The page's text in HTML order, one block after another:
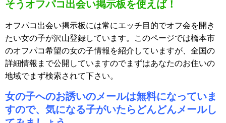
そうオフパコ出会い掲示板を使えば！
オフパコ出会い掲示板には常にエッチ目的でオフ会を開き
たい女の子が沢山登録しています。このページでは橋本市
のオフパコ希望の女の子情報を紹介していますが、全国の
詳細情報まで公開していますのでまずはあなたのお住いの
地域でまず検索されて下さい。
女の子へのお誘いのメールは無料になっていま
すので、気になる子がいたらどんどんメールし